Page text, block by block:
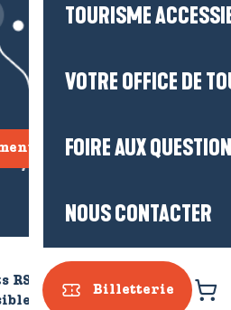
TOURISME
VOTRE OFFICE DE
FOIRE AUX
NOUS CONTACTER
Billetterie
venir ?
Qui sommes-nous ?
RSE